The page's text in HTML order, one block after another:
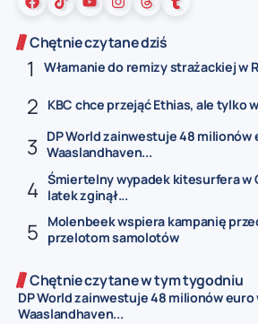
Chętnie czytane dziś
Włamanie do remizy strażackiej w
KBC chce przejąć Ethias, ale tylko
DP World zainwestuje 48 milionów
Waaslandhaven...
Śmiertelny wypadek kitesurfera w
latek zginął...
Molenbeek wspiera kampanię
przelotom samolotów
Chętnie czytane w tym tygodniu
DP World zainwestuje 48 milionów euro
Waaslandhaven...